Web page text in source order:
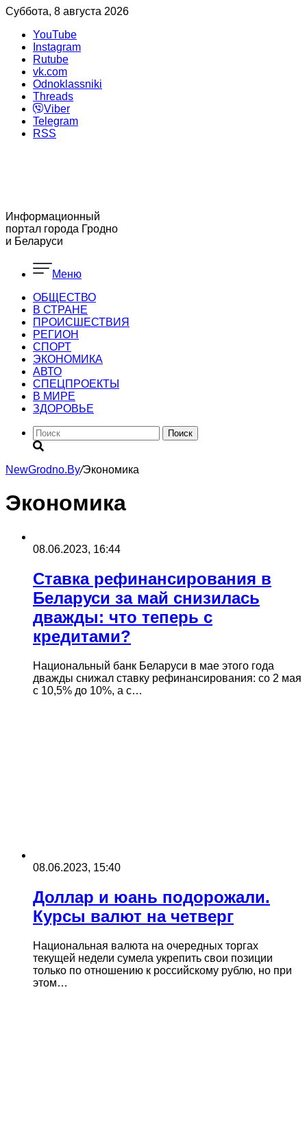
Суббота, 8 августа 2026
YouTube
Instagram
Rutube
vk.com
Odnoklassniki
Threads
Viber
Telegram
RSS
Информационный
портал города Гродно
и Беларуси
Меню
ОБЩЕСТВО
В СТРАНЕ
ПРОИСШЕСТВИЯ
РЕГИОН
CПОРТ
ЭКОНОМИКА
АВТО
СПЕЦПРОЕКТЫ
В МИРЕ
ЗДОРОВЬЕ
Поиск
NewGrodno.By/Экономика
Экономика
08.06.2023, 16:44
Ставка рефинансирования в
Беларуси за май снизилась
дважды: что теперь с
кредитами?
Национальный банк Беларуси в мае этого года
дважды снижал ставку рефинансирования: со 2 мая
с 10,5% до 10%, а с…
08.06.2023, 15:40
Доллар и юань подорожали.
Курсы валют на четверг
Национальная валюта на очередных торгах
текущей недели сумела укрепить свои позиции
только по отношению к российскому рублю, но при
этом…